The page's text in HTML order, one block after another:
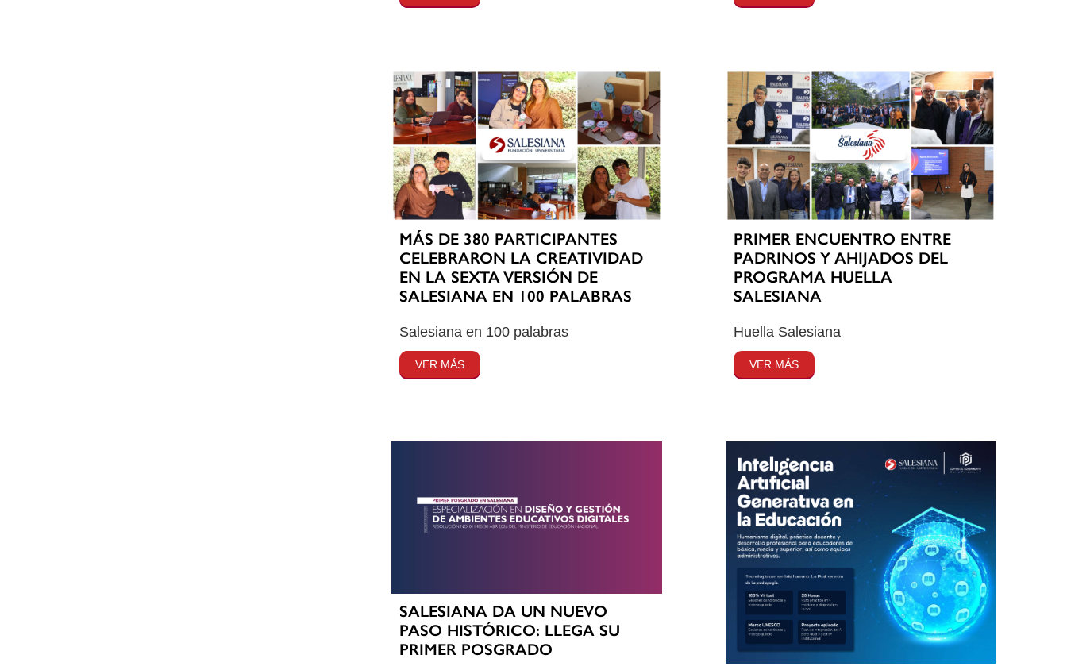
MÁS DE 380 PARTICIPANTES
CELEBRARON LA CREATIVIDAD
EN LA SEXTA VERSIÓN DE
SALESIANA EN 100 PALABRAS
Salesiana en 100 palabras
VER MÁS
PRIMER ENCUENTRO ENTRE
PADRINOS Y AHIJADOS DEL
PROGRAMA HUELLA
SALESIANA
Huella Salesiana
VER MÁS
SALESIANA DA UN NUEVO
PASO HISTÓRICO: LLEGA SU
PRIMER POSGRADO